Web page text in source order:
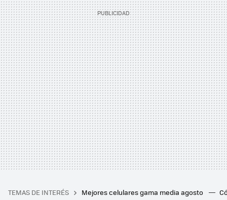
TEMAS DE INTERÉS Mejores celulares gama media agosto